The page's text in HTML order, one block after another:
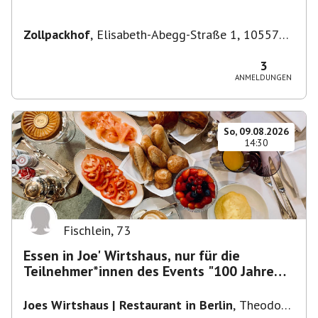
Zollpackhof, Elisabeth-Abegg-Straße 1, 10557
3
ANMELDUNGEN
So, 09.08.2026
14:30
Fischlein, 73
Essen in Joe' Wirtshaus, nur für die
Teilnehmer*innen des Events "100 Jahre
Joes Wirtshaus | Restaurant in Berlin, Theodor-